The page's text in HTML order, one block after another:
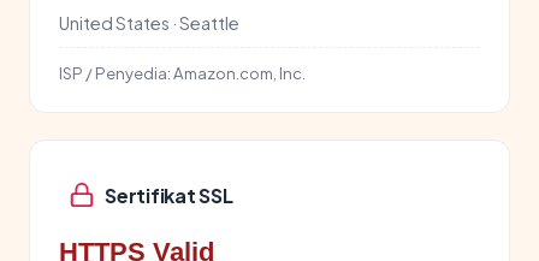
United States · Seattle
ISP / Penyedia:Amazon.com, Inc.
Sertifikat SSL
HTTPS Valid